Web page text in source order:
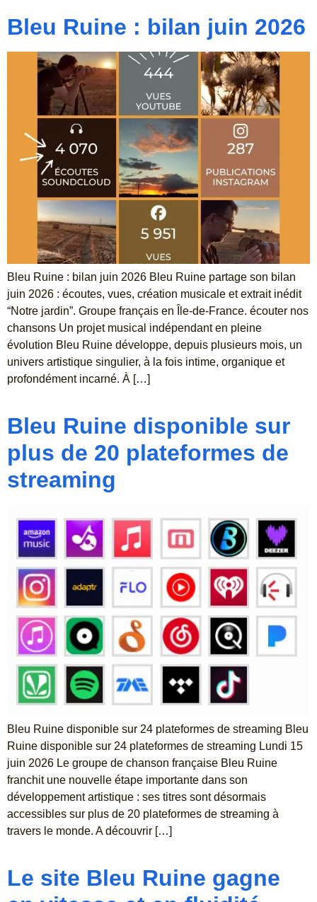
Bleu Ruine : bilan juin 2026
Bleu Ruine : bilan juin 2026 Bleu Ruine partage son bilan
juin 2026 : écoutes, vues, création musicale et extrait inédit
“Notre jardin”. Groupe français en Île-de-France. écouter nos
chansons Un projet musical indépendant en pleine
évolution Bleu Ruine développe, depuis plusieurs mois, un
univers artistique singulier, à la fois intime, organique et
profondément incarné. À […]
Bleu Ruine disponible sur
plus de 20 plateformes de
streaming
Bleu Ruine disponible sur 24 plateformes de streaming Bleu
Ruine disponible sur 24 plateformes de streaming Lundi 15
juin 2026 Le groupe de chanson française Bleu Ruine
franchit une nouvelle étape importante dans son
développement artistique : ses titres sont désormais
accessibles sur plus de 20 plateformes de streaming à
travers le monde. A découvrir […]
Le site Bleu Ruine gagne